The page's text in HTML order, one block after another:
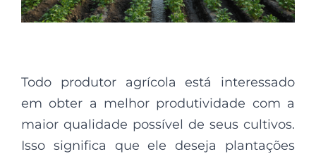
Todo produtor agrícola está interessado
em obter a melhor produtividade com a
maior qualidade possível de seus cultivos.
Isso significa que ele deseja plantações